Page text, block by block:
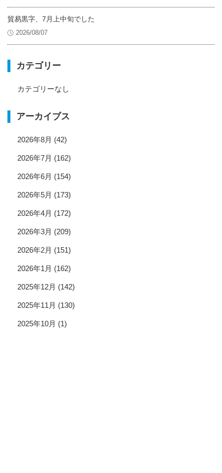
貿易黒字、7月上中旬でした
2026/08/07
カテゴリー
カテゴリーなし
アーカイブス
2026年8月 (42)
2026年7月 (162)
2026年6月 (154)
2026年5月 (173)
2026年4月 (172)
2026年3月 (209)
2026年2月 (151)
2026年1月 (162)
2025年12月 (142)
2025年11月 (130)
2025年10月 (1)